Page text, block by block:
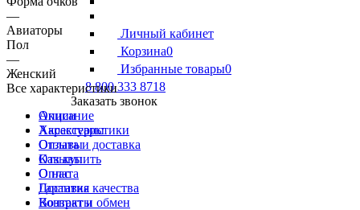
Личный кабинет
Корзина0
Избранные товары0
8 800 333 8718
Заказать звонок
Акции
Аксессуары
Оплата и доставка
Отзывы
О нас
Гарантия качества
Контакты
—
Авиаторы
Пол
—
Женский
Все характеристики
Описание
Характеристики
Отзывы
Как купить
Оплата
Доставка
Возврат и обмен